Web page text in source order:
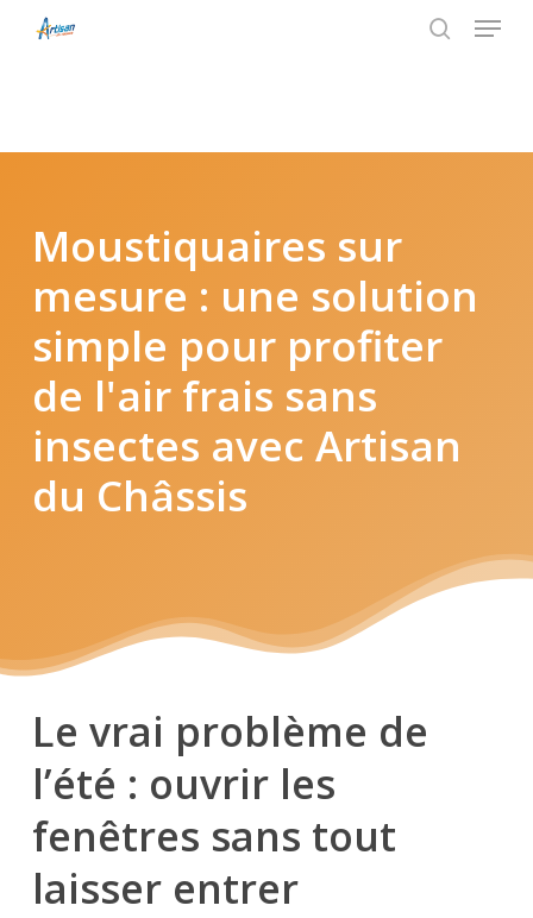
Menu
Moustiquaires sur
mesure : une solution
simple pour profiter
de l'air frais sans
insectes avec Artisan
du Châssis
Le vrai problème de
l’été : ouvrir les
fenêtres sans tout
laisser entrer